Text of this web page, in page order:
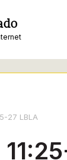
27 LBLA